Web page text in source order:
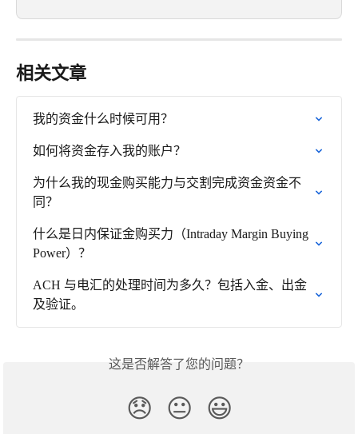
相关文章
我的资金什么时候可用？
如何将资金存入我的账户？
为什么我的现金购买能力与交割完成资金资金不
同？
什么是日内保证金购买力（Intraday Margin Buying
Power）？
ACH 与电汇的处理时间为多久？包括入金、出金
及验证。
这是否解答了您的问题？
😞 😐 😃